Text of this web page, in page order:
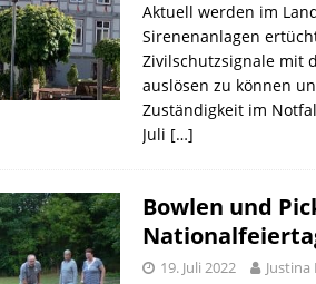
Aktuell werden im
Sirenenanlagen
Zivilschutzsignale mit
auslösen zu können
Zuständigkeit im
Juli […]
Bowlen und
19. Juli 2022 Justina